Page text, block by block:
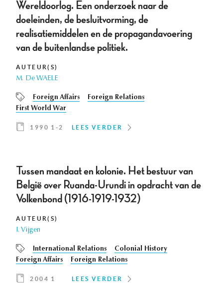
Wereldoorlog. Een onderzoek naar de
doeleinden, de besluitvorming, de
realisatiemiddelen en de propagandavoering
van de buitenlandse politiek.
AUTEUR(S)
M. De WAELE
Foreign Affairs
Foreign Relations
First World War
1990 1-2 LEES VERDER
Tussen mandaat en kolonie. Het bestuur van
België over Ruanda-Urundi in opdracht van de
Volkenbond (1916-1919-1932)
AUTEUR(S)
I. Vijgen
International Relations
Colonial History
Foreign Affairs
Foreign Relations
2004 1 LEES VERDER